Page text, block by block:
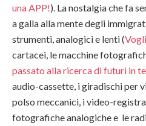
una APP!). La nostalgia che fa
a galla alla mente degli
strumenti, analogici e lenti (
cartacei, le macchine
passato alla ricerca di futuri in
audio-cassette, i giradischi per
polso meccanici, i video-
fotografiche analogiche e le